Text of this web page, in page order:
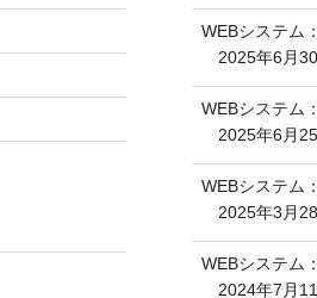
WEBシステム
2025年6月
WEBシステム
2025年6月
WEBシステム
2025年3月
WEBシステム
2024年7月